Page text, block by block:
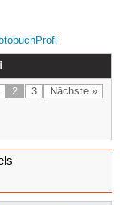
2 3 Nächste »